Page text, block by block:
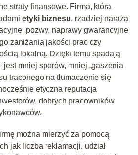
straty finansowe. Firma, która
etyki biznesu, rzadziej naraża
pozwy, naprawy gwarancyjne
zaniżania jakości prac czy
lokalną. Dzięki temu spadają
jest mniej sporów, mniej „gaszenia
traconego na tłumaczenie się
etyczna reputacja
dobrych pracowników
można mierzyć za pomocą
jak liczba reklamacji, udział